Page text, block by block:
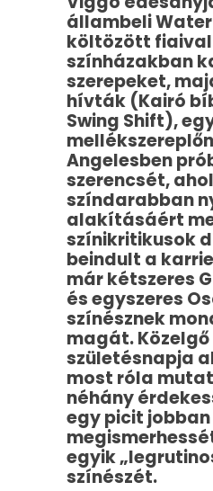
állambeli
költözött
színházakban
szerepeket,
hívták (Kairó
Swing Shift),
Angelesben
szerencsét,
színdarabban
alakításáért
színikritikusok
beindult a
már kétszeres
és egyszeres
színésznek
magát. Közelgő
születésnapja
most róla
néhány
egy picit jobban
egyik
színészét.